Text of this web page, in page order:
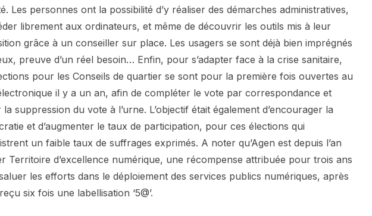
Les personnes ont la possibilité d’y réaliser des démarches administratives,
librement aux ordinateurs, et même de découvrir les outils mis à leur
grâce à un conseiller sur place. Les usagers se sont déjà bien imprégnés
preuve d’un réel besoin… Enfin, pour s’adapter face à la crise sanitaire,
pour les Conseils de quartier se sont pour la première fois ouvertes au
il y a un an, afin de compléter le vote par correspondance et
la suppression du vote à l’urne. L’objectif était également d’encourager la
et d’augmenter le taux de participation, pour ces élections qui
un faible taux de suffrages exprimés. A noter qu’Agen est depuis l’an
Territoire d’excellence numérique, une récompense attribuée pour trois ans
les efforts dans le déploiement des services publics numériques, après
six fois une labellisation ‘5@’.